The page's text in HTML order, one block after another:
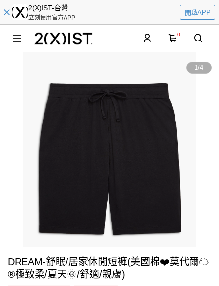
2(X)IST-台灣
立刻使用官方APP
開啟APP
0
1/4
DREAM-舒眠/居家休閒短褲(美國棉❤️莫代爾☁
®極致柔/夏天🌞/舒適/親膚)